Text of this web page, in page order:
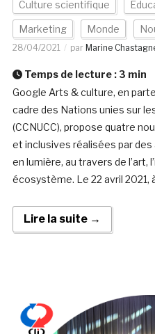
Culture scientifique
Marketing Monde
28/04/2021 par Marine
Temps de lecture : 3 min
Google Arts & culture, en
cadre des Nations unies sur
(CCNUCC), propose quatre
et inclusives réalisées par
en lumière, au travers de l’art,
écosystème. Le 22 avril 2021,
Lire la suite →